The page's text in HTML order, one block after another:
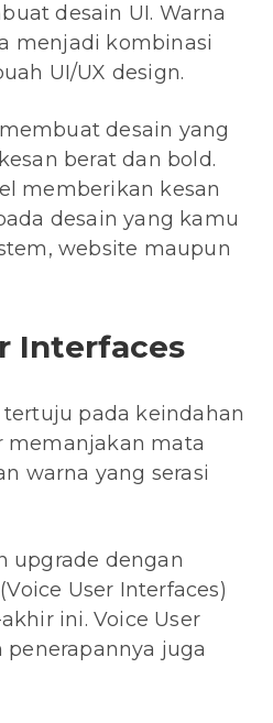
desain UI. Warna
menjadi kombinasi
UI/UX design.
desain yang
berat dan bold.
memberikan kesan
desain yang kamu
website maupun
Interfaces
pada keindahan
memanjakan mata
warna yang serasi
upgrade dengan
User Interfaces)
ini. Voice User
juga